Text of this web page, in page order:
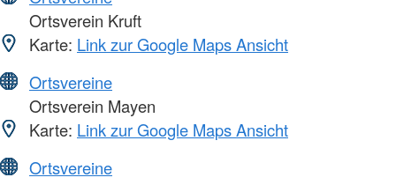
Ortsverein Kruft
Karte: Link zur Google Maps Ansicht
Ortsvereine
Ortsverein Mayen
Karte: Link zur Google Maps Ansicht
Ortsvereine